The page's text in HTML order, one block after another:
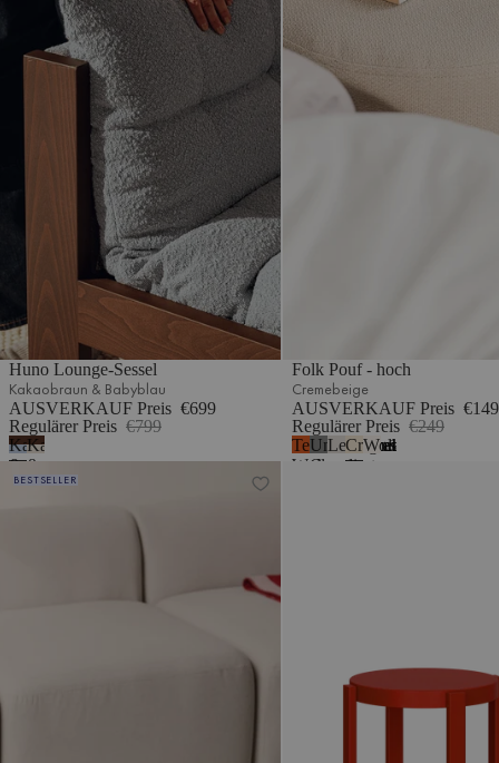
Huno Lounge-Sessel
Kakaobraun & Babyblau
AUSVERKAUF Preis €699
Regulärer Preis €799
Kakaobraun
&
Babyblau
Kakaobraun
&
Wüstenbeige
Folk Pouf - hoch
Cremebeige
AUSVERKAUF Preis €149
Regulärer Preis €249
Terrakotta-
Wolle
Universelles
Grau
Lehmgrau
meliert
Cremebeige
Wolkenbeige
5
BESTSELLER